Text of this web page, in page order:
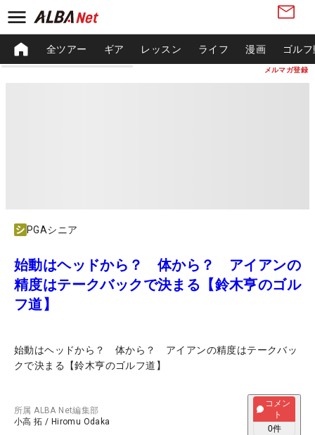
メルマガ登録
全ツアー ギア レッスン ライフ 漫画 ゴル
PGAシニア
始動はヘッドから？ 体から？ アイアンの
精度はテークバックで決まる【鈴木亨のゴル
フ道】
始動はヘッドから？ 体から？ アイアンの精度はテークバッ
クで決まる【鈴木亨のゴルフ道】
所属ALBA Net編集部
小高 拓 / Hiromu Odaka
コメン
ト
0件